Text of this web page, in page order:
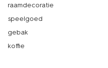
raamdecoratie
speelgoed
gebak
koffie